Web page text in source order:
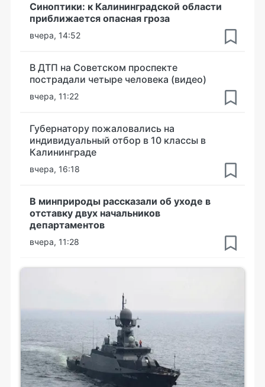
Синоптики: к Калининградской области
приближается опасная гроза
вчера, 14:52
В ДТП на Советском проспекте
пострадали четыре человека (видео)
вчера, 11:22
Губернатору пожаловались на
индивидуальный отбор в 10 классы в
Калининграде
вчера, 16:18
В минприроды рассказали об уходе в
отставку двух начальников
департаментов
вчера, 11:28